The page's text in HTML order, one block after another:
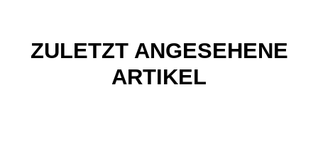
ZULETZT ANGESEHENE
ARTIKEL